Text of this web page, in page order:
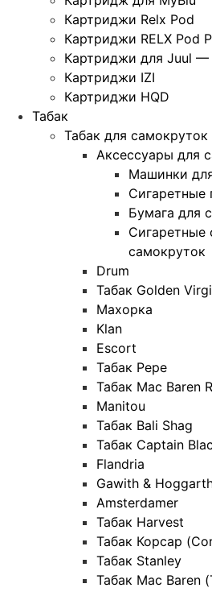
Картриджи Relx Pod
Картриджи RELX Pod
Картриджи для Juul —
Картриджи IZI
Картриджи HQD
Табак
Табак для самокруток
Аксессуары для
Машинки
Сигаретные
Бумага для
Сигаретные
самокруток
Drum
Табак Golden
Махорка
Klan
Escort
Табак Pepe
Табак Mac Baren
Manitou
Табак Bali Shag
Табак Captain
Flandria
Gawith &
Amsterdamer
Табак Harvest
Табак Корсар
Табак Stanley
Табак Mac Baren